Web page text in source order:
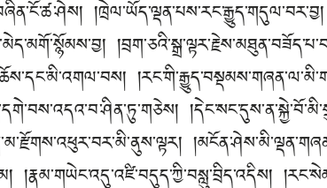
།རྣམ་གཡེང་འདུ་འཛི་བདུད་ཀྱི་བསླུ་བྲིད་འདིས།